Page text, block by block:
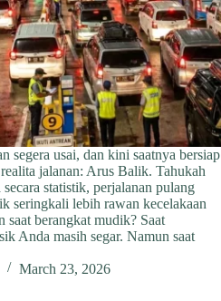
segera usai, dan kini saatnya bersiap
jalanan: Arus Balik. Tahukah
statistik, perjalanan pulang
seringkali lebih rawan kecelakaan
saat berangkat mudik? Saat
Anda masih segar. Namun saat
March 23, 2026